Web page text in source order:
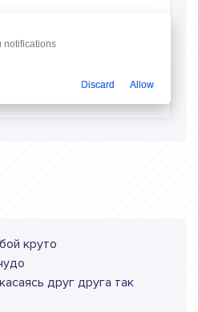
Akmal' Птицы
круто
друг друга так
notifications
Discard Allow